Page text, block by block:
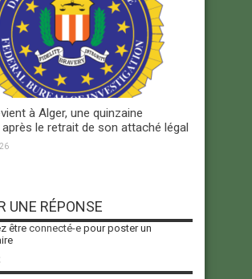
à Alger, une quinzaine
après le retrait de son attaché légal
UNE RÉPONSE
être connecté-e pour poster un